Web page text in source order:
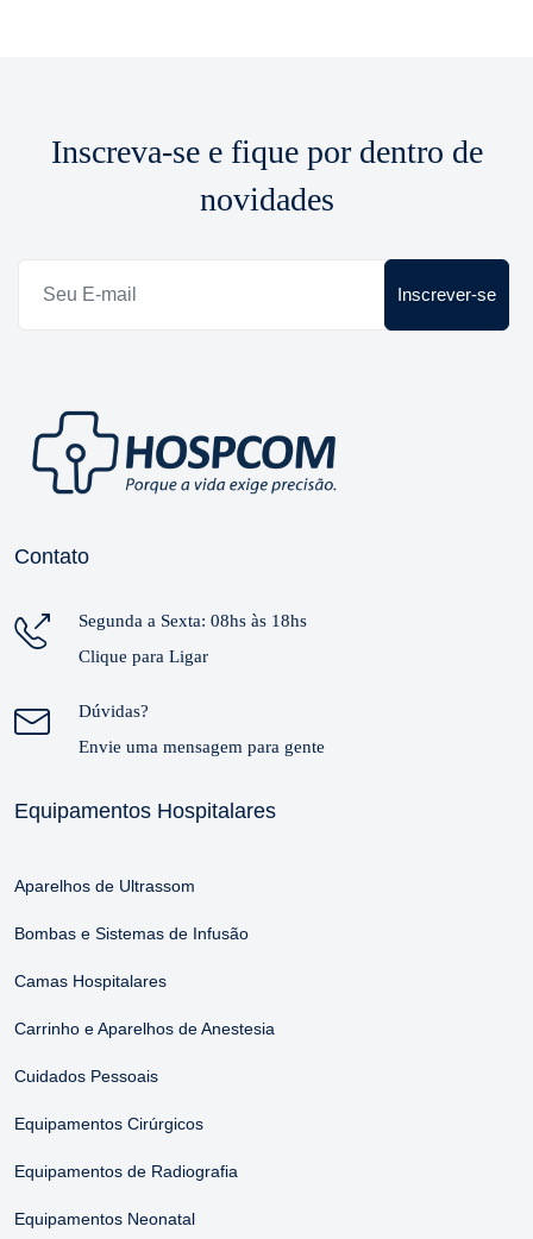
Inscreva-se e fique por dentro de
novidades
Inscrever-se
Contato
Segunda a Sexta: 08hs às 18hs
Clique para Ligar
Dúvidas?
Envie uma mensagem para gente
Equipamentos Hospitalares
Aparelhos de Ultrassom
Bombas e Sistemas de Infusão
Camas Hospitalares
Carrinho e Aparelhos de Anestesia
Cuidados Pessoais
Equipamentos Cirúrgicos
Equipamentos de Radiografia
Equipamentos Neonatal